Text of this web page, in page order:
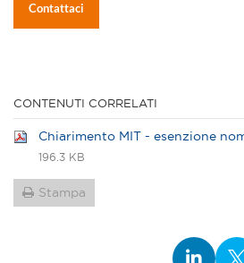
Contattaci
CONTENUTI CORRELATI
Chiarimento MIT - esenzione
196.3 KB
Stampa